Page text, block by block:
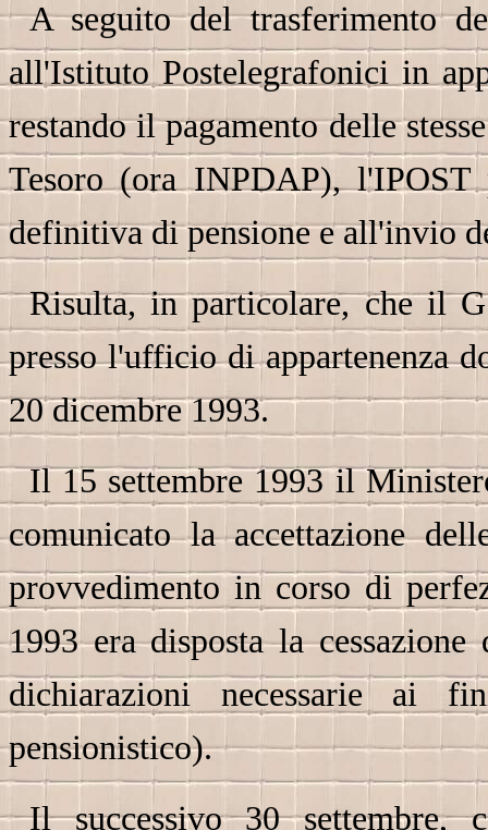
A seguito del trasferimento
all'Istituto Postelegrafonici in
restando il pagamento delle
Tesoro (ora INPDAP), l'IPOST
definitiva di pensione e all'invio
Risulta, in particolare, che il
presso l'ufficio di appartenenza
20 dicembre 1993.
Il 15 settembre 1993 il
comunicato la accettazione
provvedimento in corso di
1993 era disposta la
dichiarazioni necessarie ai
pensionistico).
Il successivo 30 settembre,